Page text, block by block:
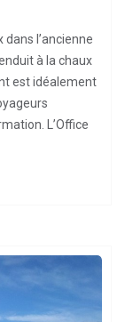
dans l’ancienne
à la chaux
est idéalement
L’Office